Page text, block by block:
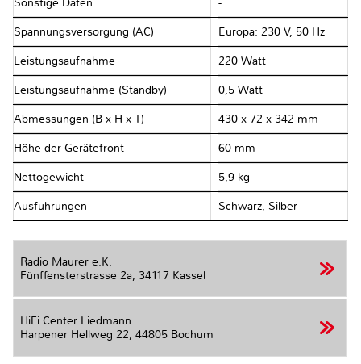
Sonstige Daten -
Spannungsversorgung (AC) Europa: 230 V, 50 Hz
Leistungsaufnahme 220 Watt
Leistungsaufnahme (Standby) 0,5 Watt
Abmessungen (B x H x T) 430 x 72 x 342 mm
Höhe der Gerätefront 60 mm
Nettogewicht 5,9 kg
Ausführungen Schwarz, Silber
Radio Maurer e.K.
Fünffensterstrasse 2a, 34117 Kassel
HiFi Center Liedmann
Harpener Hellweg 22, 44805 Bochum